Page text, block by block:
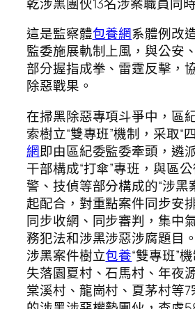
這是監察體包養網系體例改
監委施展軌制上風，與公安
部分握指成拳、雷霆反擊，
除惡戰果。
在掃黑除惡專項斗爭中，區
索樹立“雙專班”機制，采取“
網即由區紀委監委牽頭，遴
干部構成“打傘”專班，與區
警、技偵等部分構成的“涉黑
起配合，對重點案件同步安
同步收網、同步審判，集中
務犯法和涉黑涉惡涉腐題目
涉黑案件樹立包養“雙專班”
失落園夏村、石馬村、年夜
棠溪村、龍崗村、夏茅村等